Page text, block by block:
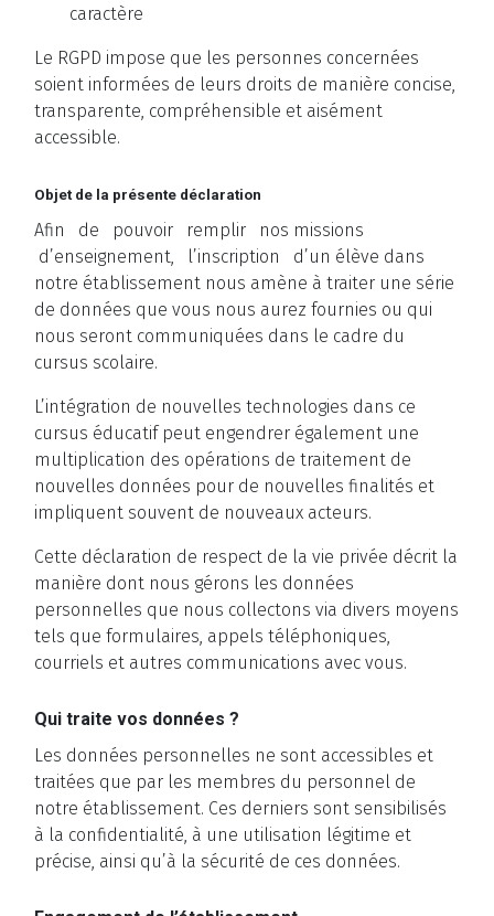
caractère
Le RGPD impose que les personnes concernées
soient informées de leurs droits de manière concise,
transparente, compréhensible et aisément
accessible.
Objet de la présente déclaration
Afin de pouvoir remplir nos missions
d’enseignement, l’inscription d’un élève dans
notre établissement nous amène à traiter une série
de données que vous nous aurez fournies ou qui
nous seront communiquées dans le cadre du
cursus scolaire.
L’intégration de nouvelles technologies dans ce
cursus éducatif peut engendrer également une
multiplication des opérations de traitement de
nouvelles données pour de nouvelles finalités et
impliquent souvent de nouveaux acteurs.
Cette déclaration de respect de la vie privée décrit la
manière dont nous gérons les données
personnelles que nous collectons via divers moyens
tels que formulaires, appels téléphoniques,
courriels et autres communications avec vous.
Qui traite vos données ?
Les données personnelles ne sont accessibles et
traitées que par les membres du personnel de
notre établissement. Ces derniers sont sensibilisés
à la confidentialité, à une utilisation légitime et
précise, ainsi qu’à la sécurité de ces données.